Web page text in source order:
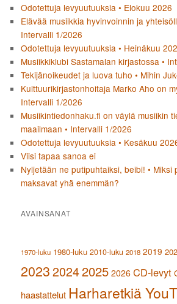
Odotettuja levyuutuuksia • Elokuu 2026
Elävää musiikkia hyvinvoinnin ja
Intervalli 1/2026
Odotettuja levyuutuuksia • Heinäkuu
Musiikkiklubi Sastamalan kirjastossa •
Tekijänoikeudet ja luova tuho • Mihin
Kulttuurikirjastonhoitaja Marko Aho on
Intervalli 1/2026
Musiikintiedonhaku.fi on väylä musiikin
maailmaan • Intervalli 1/2026
Odotettuja levyuutuuksia • Kesäkuu
Viisi tapaa sanoa ei
Nyljetään ne putipuhtaiksi, beibi! • Miksi
maksavat yhä enemmän?
AVAINSANAT
1970-luku 1980-luku 2010-luku 2018 2019
202320242025 2026 CD-levyt
haastattelut Harharetkiä